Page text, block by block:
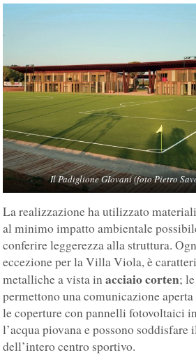
Il Padiglione GIovani (foto Pietro
La realizzazione ha utilizzato
al minimo impatto ambientale
conferire leggerezza alla struttura.
eccezione per la Villa Viola, è
metalliche a vista inacciaio corten;
permettono una comunicazione
le coperture con pannelli fotovoltaici
l’acqua piovana e possono
dell’intero centro sportivo.